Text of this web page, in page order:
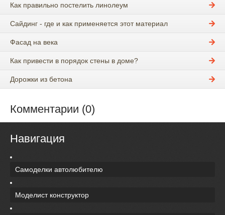
Как правильно постелить линолеум
Сайдинг - где и как применяется этот материал
Фасад на века
Как привести в порядок стены в доме?
Дорожки из бетона
Комментарии (0)
Навигация
Самоделки автолюбителю
Моделист конструктор